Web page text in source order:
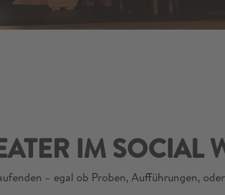
IM SOCIAL
– egal ob Proben, Aufführungen,